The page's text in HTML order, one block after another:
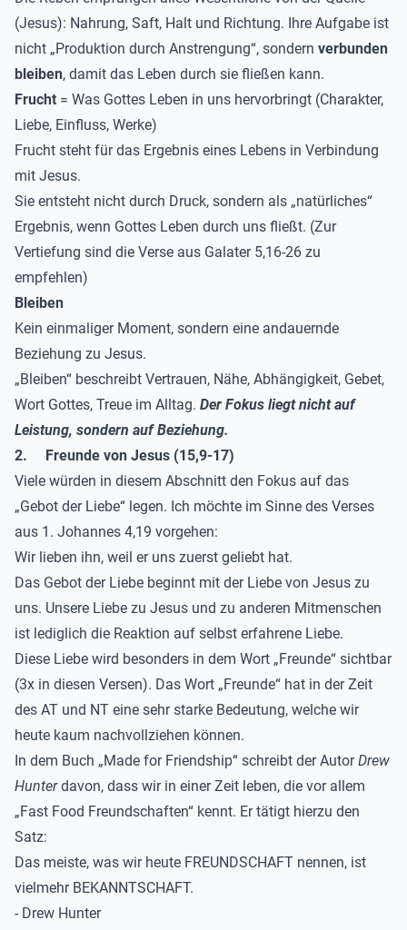
(Jesus): Nahrung, Saft, Halt und Richtung. Ihre Aufgabe ist
nicht „Produktion durch Anstrengung“, sondern verbunden
bleiben, damit das Leben durch sie fließen kann.
Frucht = Was Gottes Leben in uns hervorbringt (Charakter,
Liebe, Einfluss, Werke)
Frucht steht für das Ergebnis eines Lebens in Verbindung
mit Jesus.
Sie entsteht nicht durch Druck, sondern als „natürliches“
Ergebnis, wenn Gottes Leben durch uns fließt. (Zur
Vertiefung sind die Verse aus Galater 5,16-26 zu
empfehlen)
Bleiben
Kein einmaliger Moment, sondern eine andauernde
Beziehung zu Jesus.
„Bleiben“ beschreibt Vertrauen, Nähe, Abhängigkeit, Gebet,
Wort Gottes, Treue im Alltag. Der Fokus liegt nicht auf
Leistung, sondern auf Beziehung.
2. Freunde von Jesus (15,9-17)
Viele würden in diesem Abschnitt den Fokus auf das
„Gebot der Liebe“ legen. Ich möchte im Sinne des Verses
aus 1. Johannes 4,19 vorgehen:
Wir lieben ihn, weil er uns zuerst geliebt hat.
Das Gebot der Liebe beginnt mit der Liebe von Jesus zu
uns. Unsere Liebe zu Jesus und zu anderen Mitmenschen
ist lediglich die Reaktion auf selbst erfahrene Liebe.
Diese Liebe wird besonders in dem Wort „Freunde“ sichtbar
(3x in diesen Versen). Das Wort „Freunde“ hat in der Zeit
des AT und NT eine sehr starke Bedeutung, welche wir
heute kaum nachvollziehen können.
In dem Buch „Made for Friendship“ schreibt der AutorDrew
Hunterdavon, dass wir in einer Zeit leben, die vor allem
„Fast Food Freundschaften“ kennt. Er tätigt hierzu den
Satz:
Das meiste, was wir heute FREUNDSCHAFT nennen, ist
vielmehr BEKANNTSCHAFT.
- Drew Hunter